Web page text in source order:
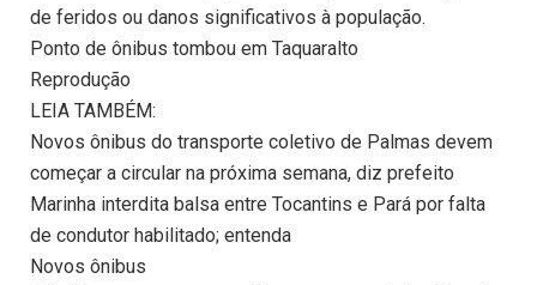
de feridos ou danos significativos à população.
Ponto de ônibus tombou em Taquaralto
Reprodução
LEIA TAMBÉM:
Novos ônibus do transporte coletivo de Palmas devem
começar a circular na próxima semana, diz prefeito
Marinha interdita balsa entre Tocantins e Pará por falta
de condutor habilitado; entenda
Novos ônibus